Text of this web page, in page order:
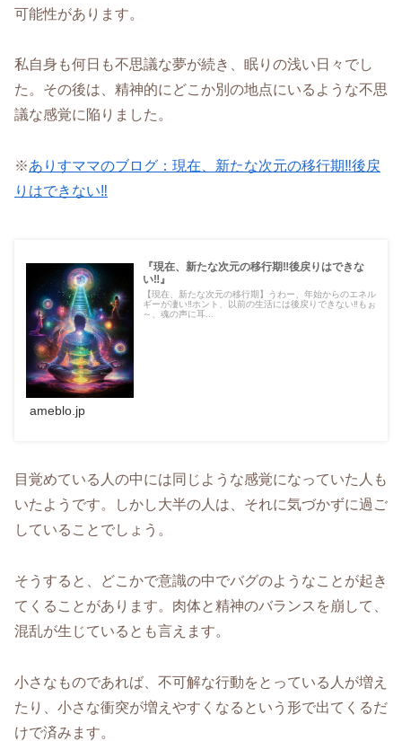
可能性があります。
私自身も何日も不思議な夢が続き、眠りの浅い日々でし
た。その後は、精神的にどこか別の地点にいるような不思
議な感覚に陥りました。
※ありすママのブログ：現在、新たな次元の移行期‼後戻
りはできない‼
『現在、新たな次元の移行期‼後戻りはできな
い‼』
【現在、新たな次元の移行期】うわー、年始からのエネル
ギーが凄い‼ホント、以前の生活には後戻りできない‼もぉ
～、魂の声に耳...
ameblo.jp
目覚めている人の中には同じような感覚になっていた人も
いたようです。しかし大半の人は、それに気づかずに過ご
していることでしょう。
そうすると、どこかで意識の中でバグのようなことが起き
てくることがあります。肉体と精神のバランスを崩して、
混乱が生じているとも言えます。
小さなものであれば、不可解な行動をとっている人が増え
たり、小さな衝突が増えやすくなるという形で出てくるだ
けで済みます。